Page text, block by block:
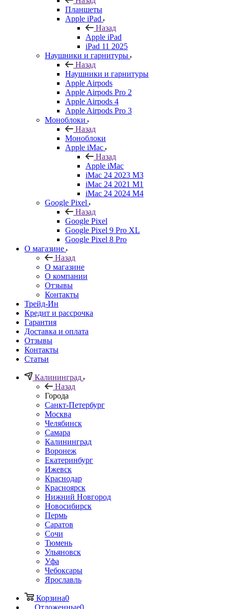
Планшеты
Apple iPad
Назад
Apple iPad
iPad 11 2025
Наушники и гарнитуры
Назад
Наушники и гарнитуры
Apple Airpods
Apple Airpods Pro 2
Apple Airpods 4
Apple Airpods Pro 3
Моноблоки
Назад
Моноблоки
Apple iMac
Назад
Apple iMac
iMac 24 2023 M3
iMac 24 2021 M1
iMac 24 2024 M4
Google Pixel
Назад
Google Pixel
Google Pixel 9 Pro XL
Google Pixel 8 Pro
О магазине
Назад
О магазине
О компании
Отзывы
Контакты
Трейд-Ин
Кредит и рассрочка
Гарантия
Доставка и оплата
Отзывы
Контакты
Статьи
Калининград
Назад
Города
Санкт-Петербург
Москва
Челябинск
Самара
Калининград
Воронеж
Екатеринбург
Ижевск
Краснодар
Красноярск
Нижний Новгород
Новосибирск
Пермь
Саратов
Сочи
Тюмень
Ульяновск
Уфа
Чебоксары
Ярославль
Корзина0
Отложенные0